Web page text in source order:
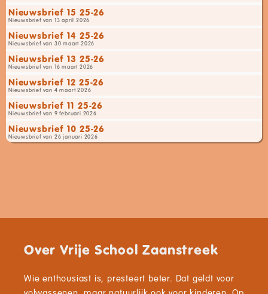
Nieuwsbrief 15 25-26
Nieuwsbrief van 13 april 2026
Nieuwsbrief 14 25-26
Nieuwsbrief van 30 maart 2026
Nieuwsbrief 13 25-26
Nieuwsbrief van 16 maart 2026
Nieuwsbrief 12 25-26
Nieuwsbrief van 4 maart 2026
Nieuwsbrief 11 25-26
Nieuwsbrief van 9 februari 2026
Nieuwsbrief 10 25-26
Nieuwsbrief van 26 januari 2026
Over Vrije School Zaanstreek
Wie enthousiast is, presteert beter. Dat geldt voor